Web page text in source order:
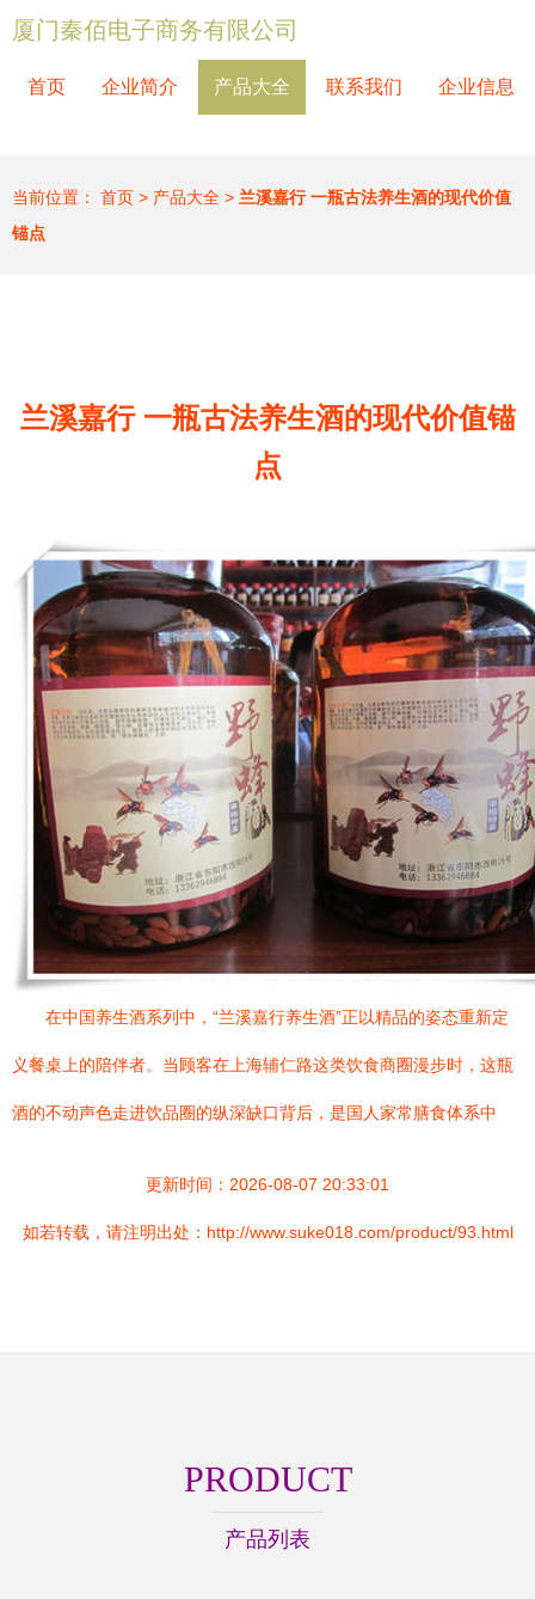
厦门秦佰电子商务有限公司
首页 企业简介 产品大全 联系我们 企业信息
当前位置： 首页 > 产品大全 > 兰溪嘉行 一瓶古法养生酒的现代价值
锚点
兰溪嘉行 一瓶古法养生酒的现代价值锚
点
在中国养生酒系列中，“兰溪嘉行养生酒”正以精品的姿态重新定
义餐桌上的陪伴者。当顾客在上海辅仁路这类饮食商圈漫步时，这瓶
酒的不动声色走进饮品圈的纵深缺口背后，是国人家常膳食体系中
更新时间：2026-08-07 20:33:01
如若转载，请注明出处：http://www.suke018.com/product/93.html
PRODUCT
产品列表